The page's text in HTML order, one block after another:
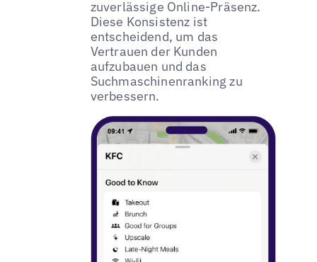
zuverlässige Online-Präsenz.
Diese Konsistenz ist
entscheidend, um das
Vertrauen der Kunden
aufzubauen und das
Suchmaschinenranking zu
verbessern.